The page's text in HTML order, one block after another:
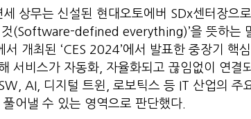
상무는 신설된 현대오토에버 SDx센터장으
것(Software-defined everything)’을 뜻하는
서 개최된 ‘CES 2024’에서 발표한 중장기 핵
서비스가 자동화, 자율화되고 끊임없이 연결
AI, 디지털 트윈, 로보틱스 등 IT 산업의 주
어낼 수 있는 영역으로 판단했다.